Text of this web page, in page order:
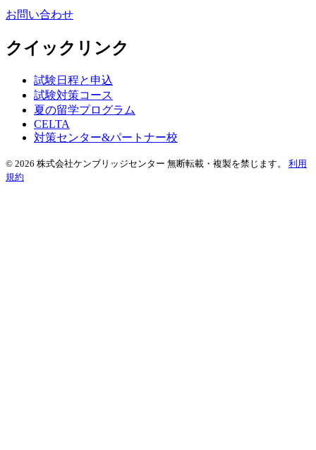
お問い合わせ
クイックリンク
試験日程と申込
試験対策コース
夏の留学プログラム
CELTA
対策センター&パートナー校
© 2026 株式会社ケンブリッジセンター 無断転載・複製を禁じます。 利用
規約